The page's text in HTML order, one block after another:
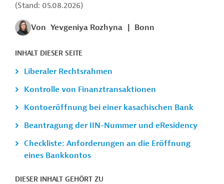
(Stand: 05.08.2026)
Von Yevgeniya Rozhyna Bonn
INHALT DIESER SEITE
Liberaler Rechtsrahmen
Kontrolle von Finanztransaktionen
Kontoeröffnung bei einer kasachischen Bank
Beantragung der IIN-Nummer und eResidency
Checkliste: Anforderungen an die Eröffnung
eines Bankkontos
DIESER INHALT GEHÖRT ZU